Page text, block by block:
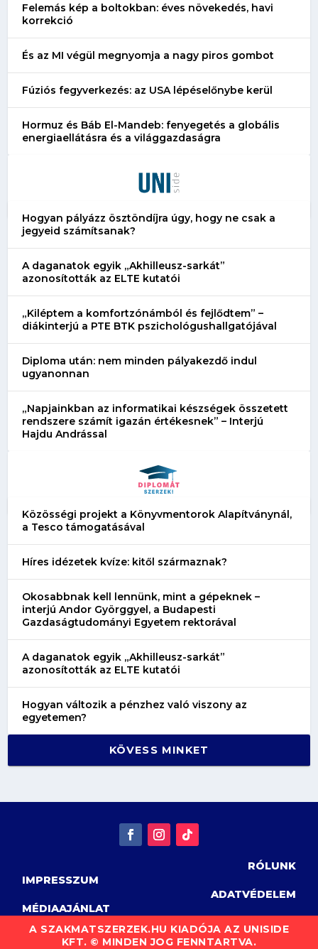
Felemás kép a boltokban: éves növekedés, havi
korrekció
És az MI végül megnyomja a nagy piros gombot
Fúziós fegyverkezés: az USA lépéselőnybe kerül
Hormuz és Báb El-Mandeb: fenyegetés a globális
energiaellátásra és a világgazdaságra
Hogyan pályázz ösztöndíjra úgy, hogy ne csak a
jegyeid számítsanak?
A daganatok egyik „Akhilleusz-sarkát”
azonosították az ELTE kutatói
„Kiléptem a komfortzónámból és fejlődtem” –
diákinterjú a PTE BTK pszichológushallgatójával
Diploma után: nem minden pályakezdő indul
ugyanonnan
„Napjainkban az informatikai készségek összetett
rendszere számít igazán értékesnek” – Interjú
Hajdu Andrással
Közösségi projekt a Könyvmentorok Alapítványnál,
a Tesco támogatásával
Híres idézetek kvíze: kitől származnak?
Okosabbnak kell lennünk, mint a gépeknek –
interjú Andor Györggyel, a Budapesti
Gazdaságtudományi Egyetem rektorával
A daganatok egyik „Akhilleusz-sarkát”
azonosították az ELTE kutatói
Hogyan változik a pénzhez való viszony az
egyetemen?
KÖVESS MINKET
RÓLUNK
IMPRESSZUM
ADATVÉDELEM
MÉDIAAJÁNLAT
A SZAKMATSZERZEK.HU KIADÓJA AZ UNISIDE
KFT. © MINDEN JOG FENNTARTVA.